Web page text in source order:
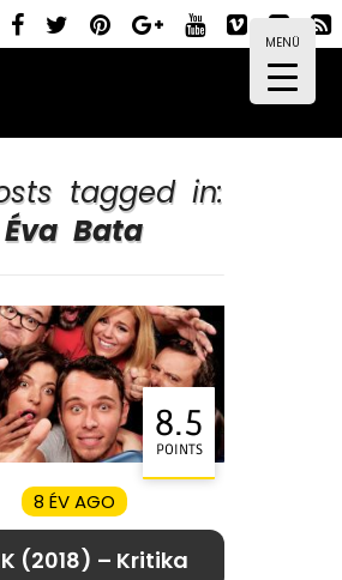
MENÜ
tagged in:
Éva Bata
8.5
POINTS
8 ÉV AGO
(2018) – Kritika